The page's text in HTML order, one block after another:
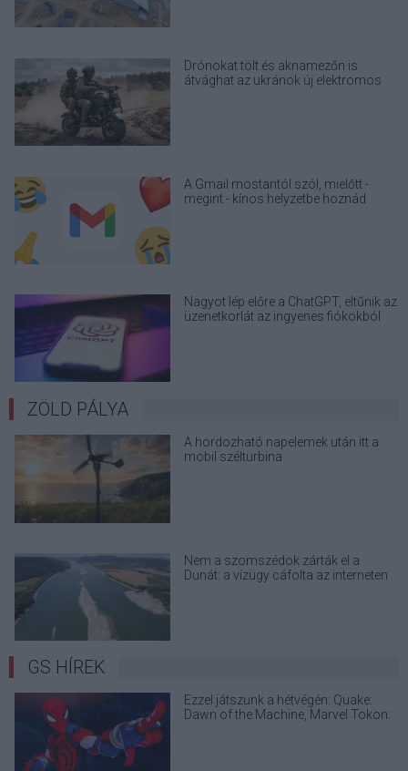
Drónokat tölt és aknamezőn is
átvághat az ukránok új elektromos
A Gmail mostantól szól, mielőtt -
megint - kínos helyzetbe hoznád
Nagyot lép előre a ChatGPT, eltűnik az
üzenetkorlát az ingyenes fiókokból
ZÖLD PÁLYA
A hordozható napelemek után itt a
mobil szélturbina
Nem a szomszédok zárták el a
Dunát: a vízügy cáfolta az interneten
GS HÍREK
Ezzel játszunk a hétvégén: Quake:
Dawn of the Machine, Marvel Tokon: